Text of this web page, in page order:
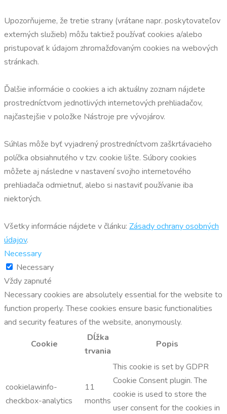
Upozorňujeme, že tretie strany (vrátane napr. poskytovateľov
externých služieb) môžu taktiež používať cookies a/alebo
pristupovať k údajom zhromažďovaným cookies na webových
stránkach.
Ďalšie informácie o cookies a ich aktuálny zoznam nájdete
prostredníctvom jednotlivých internetových prehliadačov,
najčastejšie v položke Nástroje pre vývojárov.
Súhlas môže byť vyjadrený prostredníctvom zaškrtávacieho
políčka obsiahnutého v tzv. cookie lište. Súbory cookies
môžete aj následne v nastavení svojho internetového
prehliadača odmietnuť, alebo si nastaviť používanie iba
niektorých.
Všetky informácie nájdete v článku: Zásady ochrany osobných
údajov.
Necessary
Necessary
Vždy zapnuté
Necessary cookies are absolutely essential for the website to
function properly. These cookies ensure basic functionalities
and security features of the website, anonymously.
Cookie
Dĺžka
trvania
Popis
cookielawinfo-
checkbox-analytics
11
months
This cookie is set by GDPR
Cookie Consent plugin. The
cookie is used to store the
user consent for the cookies in